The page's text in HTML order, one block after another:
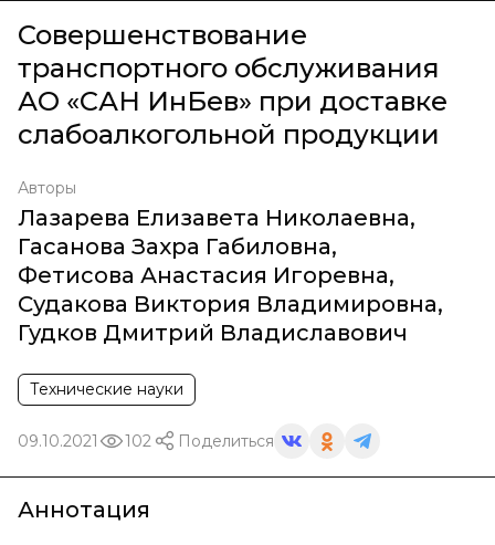
Совершенствование
транспортного обслуживания
АО «САН ИнБев» при доставке
слабоалкогольной продукции
Авторы
Лазарева Елизавета Николаевна,
Гасанова Захра Габиловна,
Фетисова Анастасия Игоревна,
Судакова Виктория Владимировна,
Гудков Дмитрий Владиславович
Технические науки
09.10.2021 102 Поделиться
Аннотация